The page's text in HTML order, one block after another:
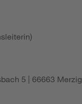
5 | 66663 Merzig